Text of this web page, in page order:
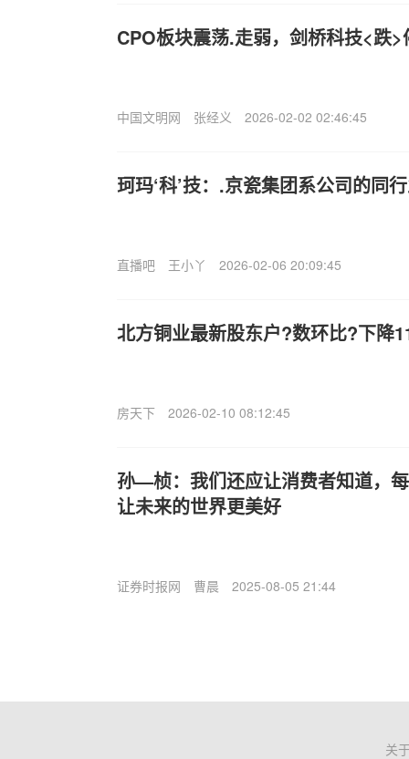
CPO板块震荡.走弱，剑桥科技<跌>
中国文明网 张经义 2026-02-02 02:46:45
珂玛‘科’技：.京瓷集团系公司的同
直播吧 王小丫 2026-02-06 20:09:45
北方铜业最新股东户?数环比?下降
房天下 2026-02-10 08:12:45
孙—桢：我们还应让消费者知道，
让未来的世界更美好
证券时报网 曹晨 2025-08-05 21:44
关